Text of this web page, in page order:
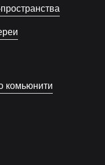
комьюнити